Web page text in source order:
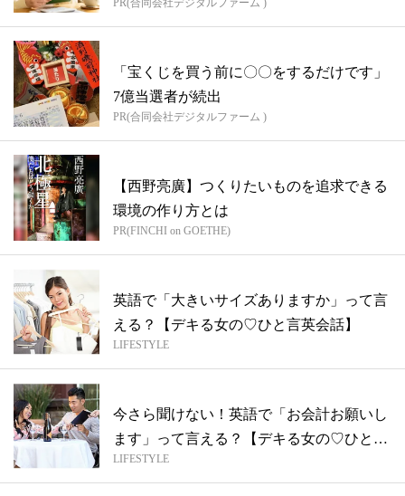
「宝くじを買う前に〇〇をするだけです」
7億当選者が続出
PR(合同会社デジタルファーム )
【西野亮廣】つくりたいものを追求できる
環境の作り方とは
PR(FINCHI on GOETHE)
英語で「大きいサイズありますか」って言
える？【デキる女の♡ひと言英会話】
LIFESTYLE
今さら聞けない！英語で「お会計お願いし
ます」って言える？【デキる女の♡ひと言
英会...
LIFESTYLE